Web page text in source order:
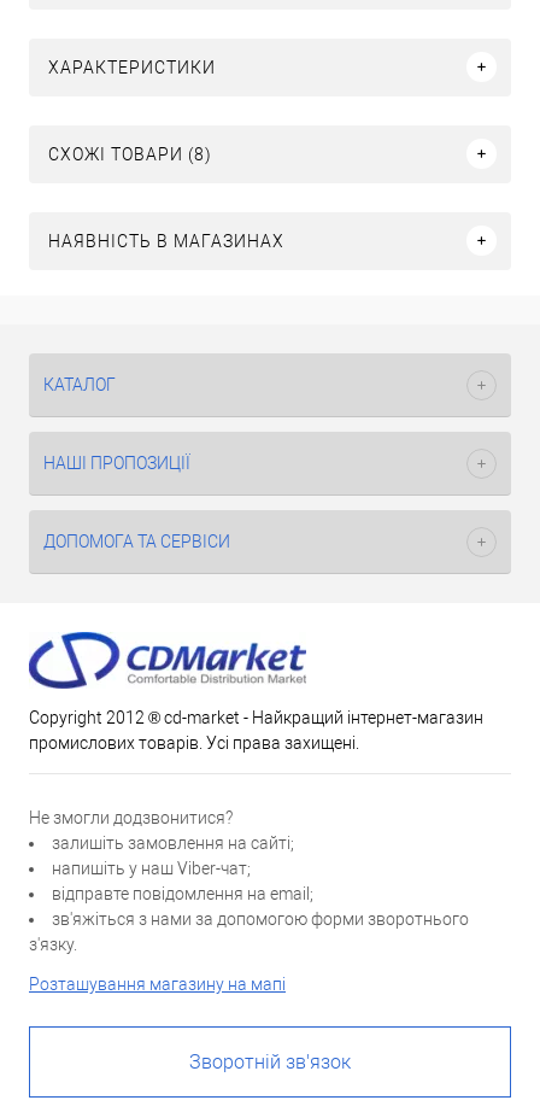
ХАРАКТЕРИСТИКИ
СХОЖІ ТОВАРИ (8)
НАЯВНІСТЬ В МАГАЗИНАХ
КАТАЛОГ
НАШІ ПРОПОЗИЦІЇ
ДОПОМОГА ТА СЕРВІСИ
Copyright 2012 ® cd-market - Найкращий інтернет-магазин
промислових товарів. Усі права захищені.
Не змогли додзвонитися?
залишіть замовлення на сайті;
напишіть у наш Viber-чат;
відправте повідомлення на email;
зв'яжіться з нами за допомогою форми зворотнього
з'язку.
Розташування магазину на мапі
Зворотній зв'язок